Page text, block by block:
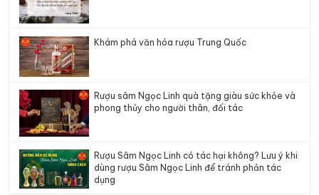
Khám phá văn hóa rượu Trung Quốc
Rượu sâm Ngọc Linh quà tặng giàu sức khỏe và
phong thủy cho người thân, đối tác
Rượu Sâm Ngọc Linh có tác hại không? Lưu ý khi
dùng rượu Sâm Ngọc Linh để tránh phản tác
dụng